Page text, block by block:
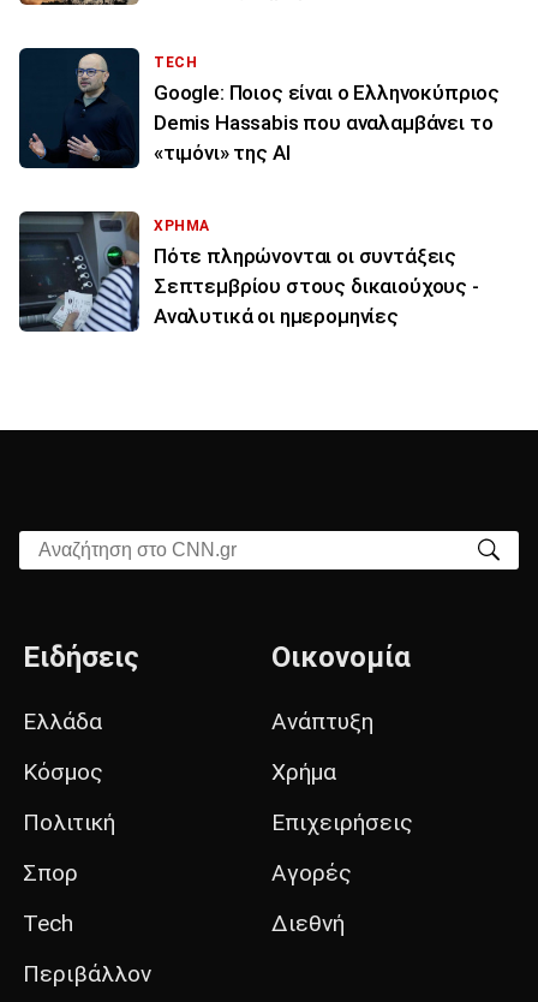
TECH
Google: Ποιος είναι ο Ελληνοκύπριος
Demis Hassabis που αναλαμβάνει το
«τιμόνι» της ΑΙ
ΧΡΗΜΑ
Πότε πληρώνονται οι συντάξεις
Σεπτεμβρίου στους δικαιούχους -
Αναλυτικά οι ημερομηνίες
Αναζήτηση στο CNN.gr
Ειδήσεις
Ελλάδα
Κόσμος
Πολιτική
Σπορ
Tech
Περιβάλλον
Οικονομία
Ανάπτυξη
Χρήμα
Επιχειρήσεις
Αγορές
Διεθνή